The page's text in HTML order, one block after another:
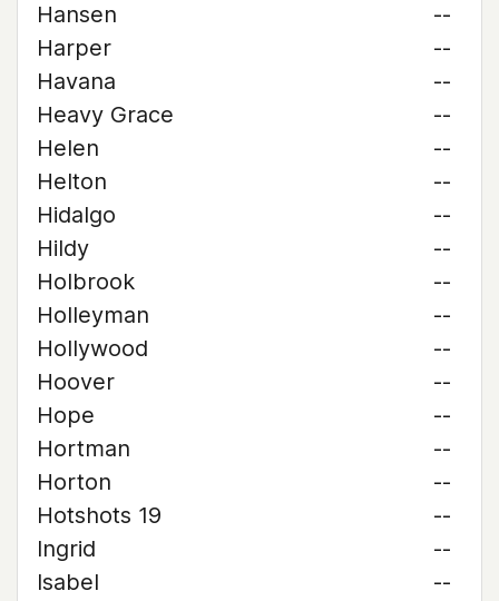
Hansen
--
Harper
--
Havana
--
Heavy Grace
--
Helen
--
Helton
--
Hidalgo
--
Hildy
--
Holbrook
--
Holleyman
--
Hollywood
--
Hoover
--
Hope
--
Hortman
--
Horton
--
Hotshots 19
--
Ingrid
--
Isabel
--